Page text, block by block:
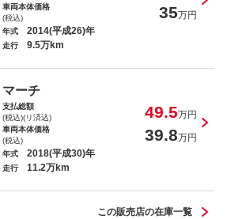
セレナ ｅ－パワー ハイウェイスター
車両本体価格
(税込)
35万円
年式 2014(平成26)年
走行 9.5万km
マーチ
支払総額
(税込)(リ済込)
49.5万円
車両本体価格
(税込)
39.8万円
年式 2018(平成30)年
走行 11.2万km
この販売店の在庫一覧